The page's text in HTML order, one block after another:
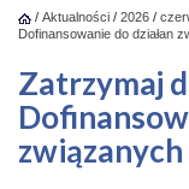
/ Aktualności / 2026 /
Dofinansowanie do działan
Zatrzymaj